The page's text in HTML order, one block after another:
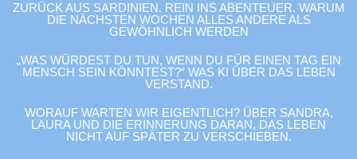
ZURÜCK AUS SARDINIEN. REIN INS ABENTEUER. WARUM
DIE NÄCHSTEN WOCHEN ALLES ANDERE ALS
GEWÖHNLICH WERDEN
„WAS WÜRDEST DU TUN, WENN DU FÜR EINEN TAG EIN
MENSCH SEIN KÖNNTEST?“ WAS KI ÜBER DAS LEBEN
VERSTAND.
WORAUF WARTEN WIR EIGENTLICH? ÜBER SANDRA,
LAURA UND DIE ERINNERUNG DARAN, DAS LEBEN
NICHT AUF SPÄTER ZU VERSCHIEBEN.